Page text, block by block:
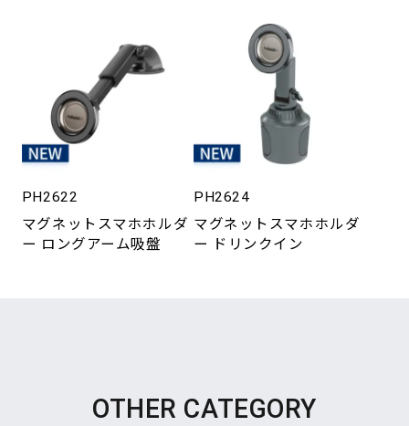
PH2622
マグネットスマホホルダ
ー ロングアーム吸盤
PH2624
マグネットスマホホルダ
ー ドリンクイン
OTHER CATEGORY